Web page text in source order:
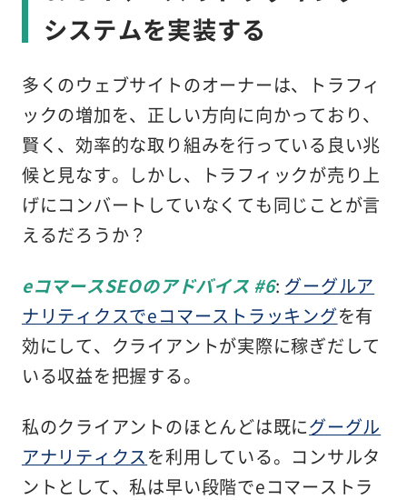
システムを実装する
多くのウェブサイトのオーナーは、トラフィ
ックの増加を、正しい方向に向かっており、
賢く、効率的な取り組みを行っている良い兆
候と見なす。しかし、トラフィックが売り上
げにコンバートしていなくても同じことが言
えるだろうか？
eコマースSEOのアドバイス #6: グーグルア
ナリティクスでeコマーストラッキングを有
効にして、クライアントが実際に稼ぎだして
いる収益を把握する。
私のクライアントのほとんどは既にグーグル
アナリティクスを利用している。コンサルタ
ントとして、私は早い段階でeコマーストラ